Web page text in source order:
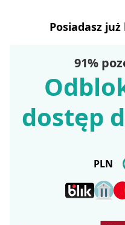
Posiadasz
91%
dostęp
PLN